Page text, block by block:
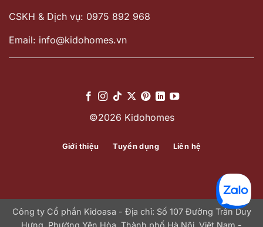
CSKH & Dịch vụ: 0975 892 968
Email: info@kidohomes.vn
©2026 Kidohomes
Giới thiệu Tuyển dụng Liên hệ
Công ty Cổ phần Kidoasa - Địa chỉ: Số 107 Đường Trần Duy
Hưng, Phường Yên Hòa, Thành phố Hà Nội, Việt Nam -